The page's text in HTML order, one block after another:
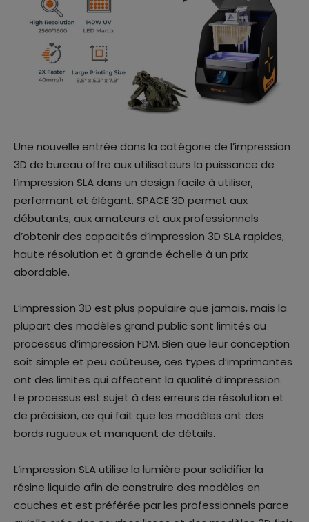
Une nouvelle entrée dans la catégorie de l’impression
3D de bureau offre aux utilisateurs la puissance de
l’impression SLA dans un design facile à utiliser,
performant et élégant. SPACE 3D permet aux
débutants, aux amateurs et aux professionnels
d’obtenir des capacités d’impression 3D SLA rapides,
haute résolution et à grande échelle à un prix
abordable.
L’impression 3D est plus populaire que jamais, mais la
plupart des modèles grand public sont limités au
processus d’impression FDM. Bien que leur conception
soit simple et peu coûteuse, ces types d’imprimantes
ont des limites qui affectent la qualité d’impression.
Le processus est sujet à des erreurs de résolution et
de précision, ce qui fait que les modèles ont des
bords rugueux et manquent de détails.
L’impression SLA utilise la lumière pour solidifier la
résine liquide afin de construire des modèles en
couches et est préférée par les professionnels parce